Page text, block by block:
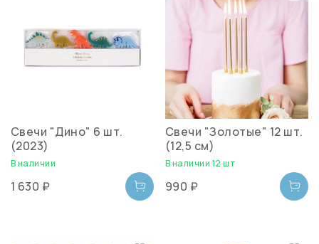
Свечи "Дино" 6 шт.
(2023)
В наличии
1 630 ₽
Свечи "Золотые" 12 шт.
(12,5 см)
В наличии 12 шт
990 ₽